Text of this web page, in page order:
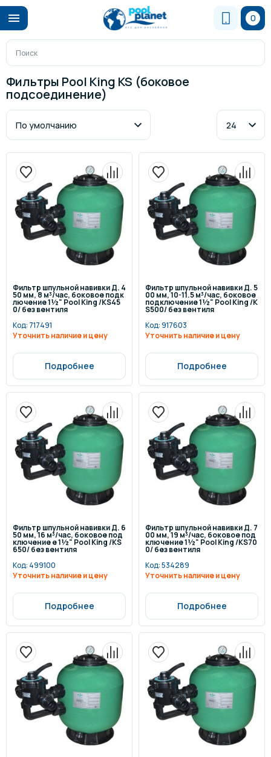
0
Фильтры Pool King KS (боковое
подсоединение)
Фильтр шпульной навивки Д. 4
50 мм, 8 м³/час, боковое подк
лючение 1½" Pool King /KS45
0/ без вентиля
Код: 717491
Уточнить наличие и цену
Подробнее
Фильтр шпульной навивки Д. 5
00 мм, 10-11.5 м³/час, боковое
подключение 1½" Pool King /K
S500/ без вентиля
Код:917603
Уточнить наличие и цену
Подробнее
Фильтр шпульной навивки Д. 6
50 мм, 16 м³/час, боковое под
ключение е 1½" Pool King /KS
650/ без вентиля
Код: 499100
Уточнить наличие и цену
Подробнее
Фильтр шпульной навивки Д. 7
00 мм, 19 м³/час, боковое под
ключение 1½" Pool King /KS70
0/ без вентиля
Код:534289
Уточнить наличие и цену
Подробнее